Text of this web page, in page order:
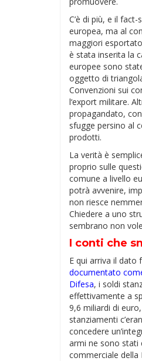
C’è di più, e il
europea, ma al
maggiori
è stata inserita la
europee sono
oggetto di
Convenzioni sui
l‘export militare.
propagandato,
sfugge persino al
prodotti.
La verità è
proprio sulle
comune a livello
potrà avvenire,
non riesce
Chiedere a uno
sembrano non
I conti che
E qui arriva il dato
documentato
Difesa, i soldi
effettivamente a
9,6 miliardi di
stanziamenti
concedere
armi ne sono stati
commerciale della